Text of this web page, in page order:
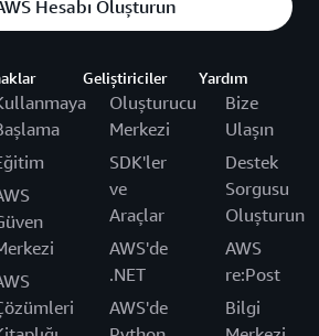
Hesabı Oluşturun
Geliştiriciler
Oluşturucu
Merkezi
SDK'ler
ve
Araçlar
AWS'de
.NET
AWS'de
Yardım
Bize
Ulaşın
Destek
Sorgusu
Oluşturun
AWS
re:Post
Bilgi